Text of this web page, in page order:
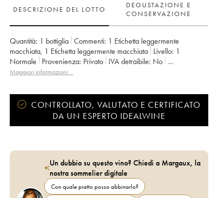
DESCRIZIONE DEL LOTTO
DEGUSTAZIONE E
CONSERVAZIONE
Quantità: 1 bottiglia Commenti: 1 Etichetta leggermente
macchiata, 1 Etichetta leggermente macchiata Livello: 1
Normale
Provenienza: privato IVA detraibile:
no
Regione: Jura Denominazione:
Maggiori informazioni…
CONTROLLATO, VALUTATO E CERTIFICATO
DA UN ESPERTO IDEALWINE
Un dubbio su questo vino? Chiedi a Margaux, la
nostra sommelier digitale
Con quale piatto posso abbinarlo?